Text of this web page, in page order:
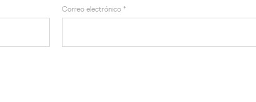
Correo electrónico *